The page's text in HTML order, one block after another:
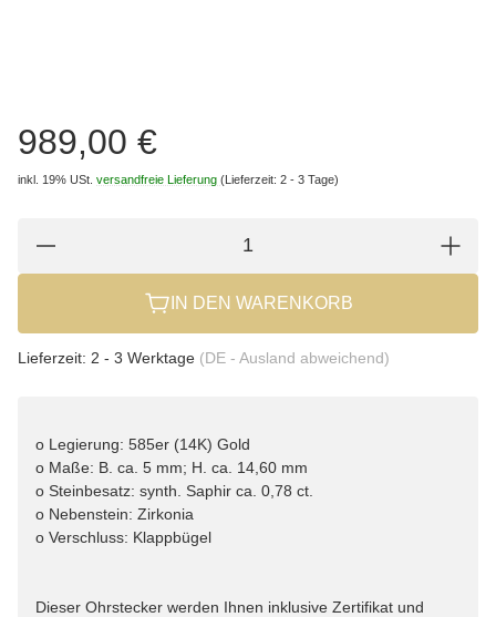
989,00 €
inkl. 19% USt. versandfreie Lieferung (Lieferzeit: 2 - 3 Tage)
IN DEN WARENKORB
Lieferzeit: 2 - 3 Werktage (DE - Ausland abweichend)
o Legierung: 585er (14K) Gold
o Maße: B. ca. 5 mm; H. ca. 14,60 mm
o Steinbesatz: synth. Saphir ca. 0,78 ct.
o Nebenstein: Zirkonia
o Verschluss: Klappbügel
Dieser Ohrstecker werden Ihnen inklusive Zertifikat und